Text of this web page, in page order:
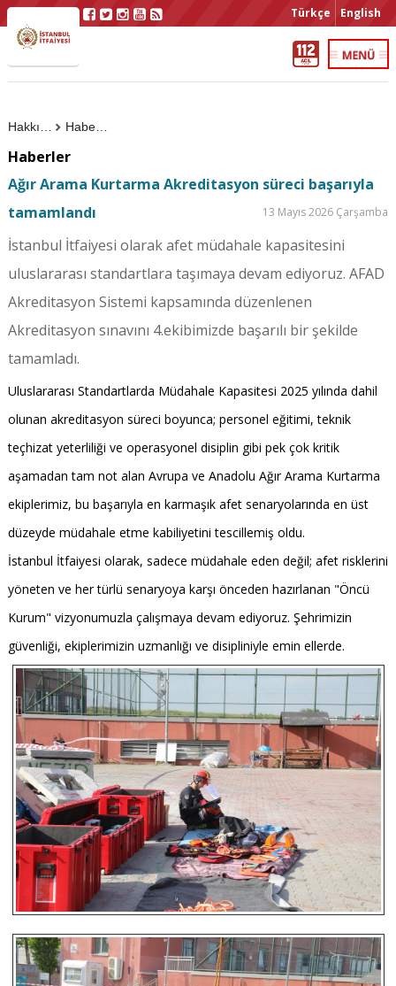
Türkçe English
Haberler
Haberler
Ağır Arama Kurtarma Akreditasyon süreci başarıyla
tamamlandı
13 Mayıs 2026 Çarşamba
İstanbul İtfaiyesi olarak afet müdahale kapasitesini
uluslararası standartlara taşımaya devam ediyoruz. AFAD
Akreditasyon Sistemi kapsamında düzenlenen
Akreditasyon sınavını 4.ekibimizde başarılı bir şekilde
tamamladı.
Uluslararası Standartlarda Müdahale Kapasitesi 2025 yılında dahil
olunan akreditasyon süreci boyunca; personel eğitimi, teknik
teçhizat yeterliliği ve operasyonel disiplin gibi pek çok kritik
aşamadan tam not alan Avrupa ve Anadolu Ağır Arama Kurtarma
ekiplerimiz, bu başarıyla en karmaşık afet senaryolarında en üst
düzeyde müdahale etme kabiliyetini tescillemiş oldu.
İstanbul İtfaiyesi olarak, sadece müdahale eden değil; afet risklerini
yöneten ve her türlü senaryoya karşı önceden hazırlanan "Öncü
Kurum" vizyonumuzla çalışmaya devam ediyoruz. Şehrimizin
güvenliği, ekiplerimizin uzmanlığı ve disipliniyle emin ellerde.